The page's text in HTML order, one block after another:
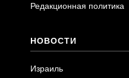
Редакционная политика
НОВОСТИ
Израиль